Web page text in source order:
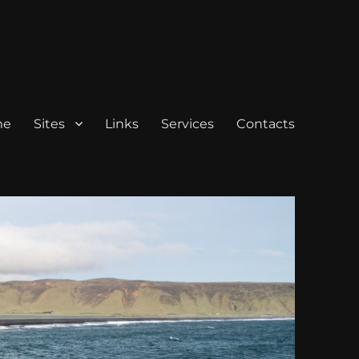
Sites Links Services Contacts